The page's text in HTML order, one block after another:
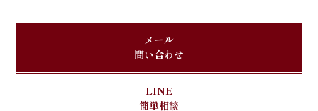
メール
問い合わせ
LINE
簡単相談